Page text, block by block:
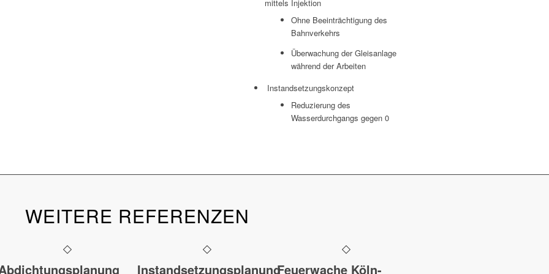
mittels Injektion
Ohne Beeinträchtigung des
Bahnverkehrs
Überwachung der Gleisanlage
während der Arbeiten
Instandsetzungskonzept
Reduzierung des
Wasserdurchgangs gegen 0
WEITERE REFERENZEN
InstandsetzungsplanungFeuerwache Köln-